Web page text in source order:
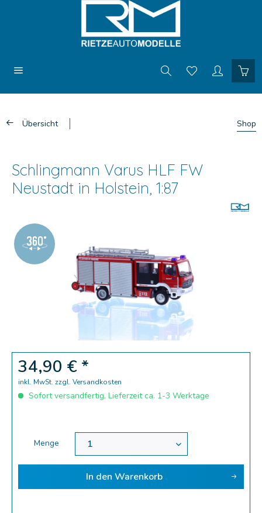
Übersicht Shop
Schlingmann Varus HLF FW
Neustadt in Holstein, 1:87
34,90 € *
inkl. MwSt. zzgl. Versandkosten
Sofort versandfertig, Lieferzeit ca. 1-3 Werktage
Menge
In den Warenkorb